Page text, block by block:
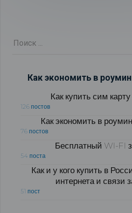
Как экономить в
Как купить сим
126 постов
Как экономить в
76 постов
Бесплатный WI-FI
54 поста
Как и у кого купить в
интернета и связи
51 пост